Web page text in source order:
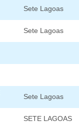
Sete Lagoas
Sete Lagoas
Sete Lagoas
SETE LAGOAS